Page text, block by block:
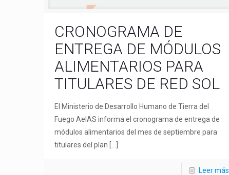
CRONOGRAMA DE
ENTREGA DE MÓDULOS
ALIMENTARIOS PARA
TITULARES DE RED SOL
El Ministerio de Desarrollo Humano de Tierra del
Fuego AeIAS informa el cronograma de entrega de
módulos alimentarios del mes de septiembre para
titulares del plan
Leer más